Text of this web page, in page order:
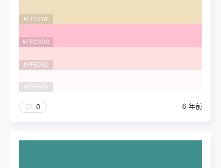
#EFDFBF
#FFC0D0
#FFE0E0
#FFFAFA
0 6 年前